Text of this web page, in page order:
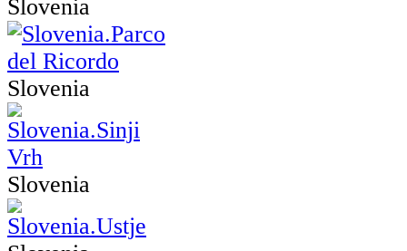
Slovenia
Slovenia
Slovenia